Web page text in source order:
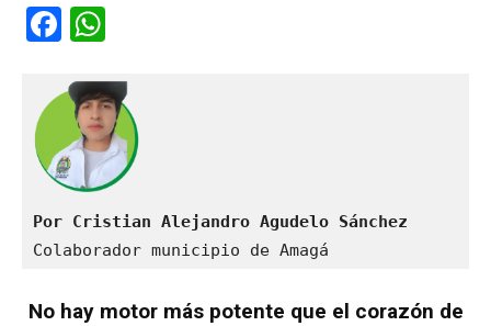
Facebook
Por Cristian Alejandro Agudelo Sánchez
Colaborador municipio de Amagá
No hay motor más potente que el corazón de